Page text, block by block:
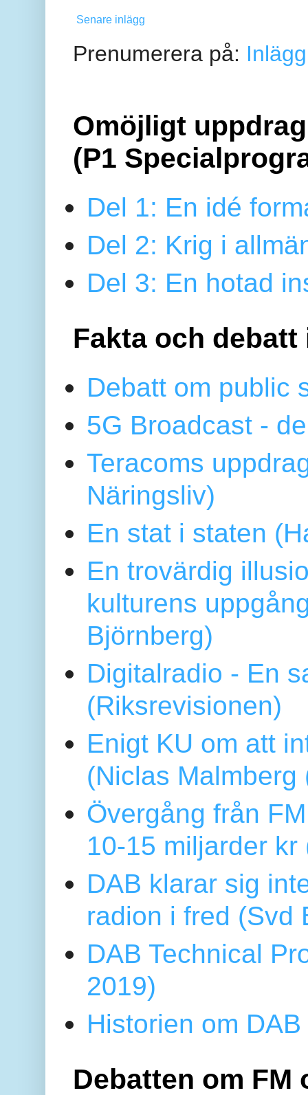
Senare inlägg
Prenumerera på:
Omöjligt
(P1
Del 1: En idé
Del 2: Krig i
Del 3: En hotad
Fakta och debatt
Debatt om public
5G Broadcast -
Teracoms
Näringsliv)
En stat i staten
En trovärdig
kulturens
Björnberg)
Digitalradio - En
(Riksrevisionen)
Enigt KU om att
(Niclas
Övergång från
10-15 miljarder kr
DAB klarar sig
radion i fred (Svd
DAB Technical
2019)
Historien om
Debatten om FM